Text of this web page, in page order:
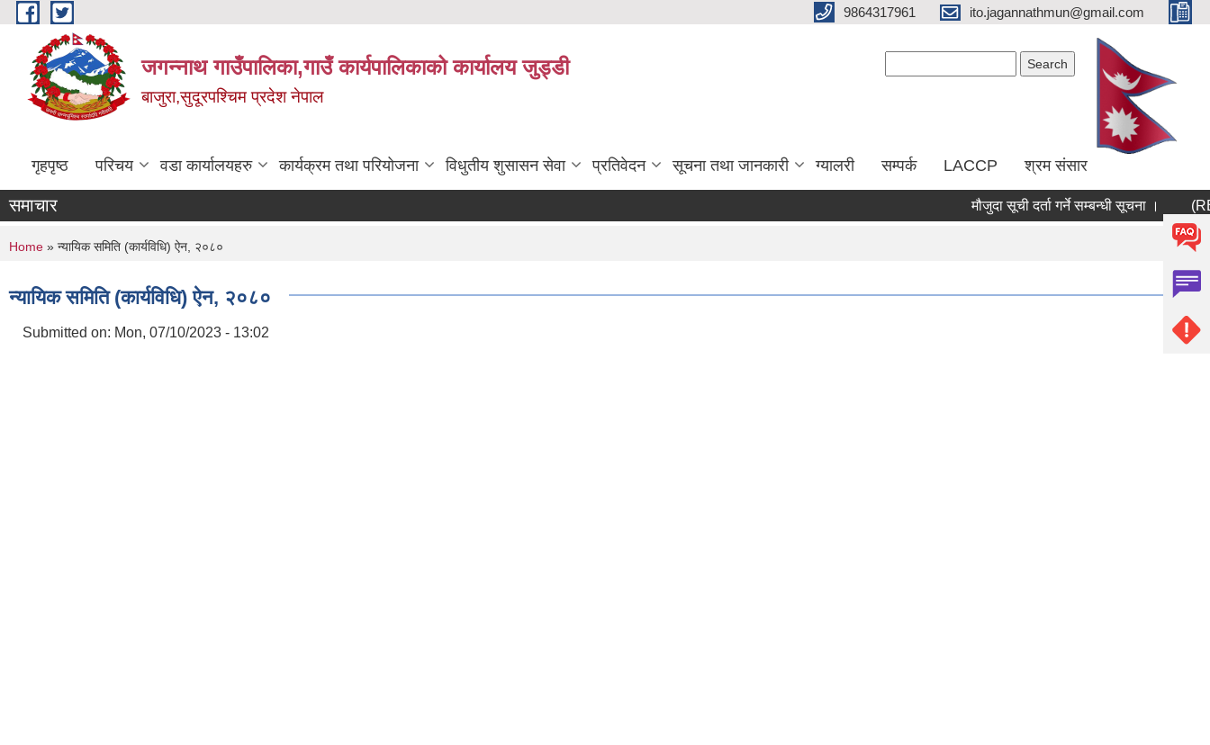
Skip to main content 9864317961 ito.jagannathmun@gmail.com
जगन्नाथ गाउँपालिका,गाउँ कार्यपालिकाको कार्यालय जुड्डी
बाजुरा,सुदूरपश्चिम प्रदेश नेपाल
गृहपृष्ठ परिचय वडा कार्यालयहरु कार्यक्रम तथा परियोजना विधुतीय शुसासन सेवा प्रतिवेदन सूचना तथा जानकारी ग्यालरी सम्पर्क LACCP श्रम संसार
समाचार मौजुदा सूची दर्ता गर्ने सम्बन्धी सूचना ।
You are here
Home » न्यायिक समिति (कार्यविधि) ऐन, २०८०
न्यायिक समिति (कार्यविधि) ऐन, २०८०
Submitted on: Mon, 07/10/2023 - 13:02